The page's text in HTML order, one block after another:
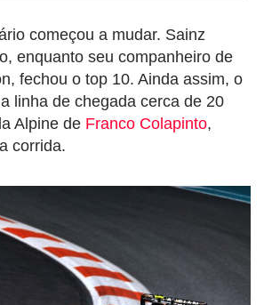
começou a mudar. Sainz
enquanto seu companheiro de
fechou o top 10. Ainda assim, o
linha de chegada cerca de 20
Alpine de Franco Colapinto,
corrida.